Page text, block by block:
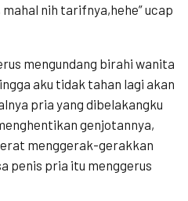
nih tarifnya,hehe” ucap
mengundang birahi wanita
aku tidak tahan lagi akan
pria yang dibelakangku
genjotannya,
menggerak-gerakkan
penis pria itu menggerus